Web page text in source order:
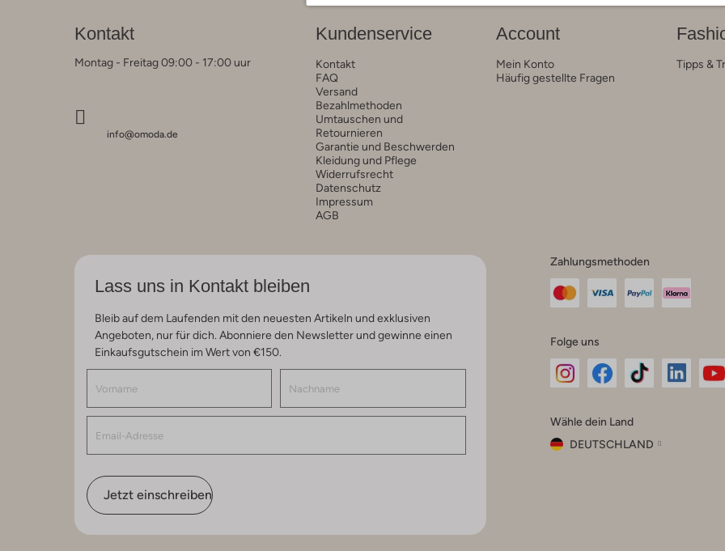
Kontakt
Montag - Freitag 09:00 - 17:00 uur
info@omoda.de
Kundenservice
Kontakt
FAQ
Versand
Bezahlmethoden
Umtauschen und
Retournieren
Garantie und Beschwerden
Kleidung und Pflege
Widerrufsrecht
Datenschutz
Impressum
AGB
Account
Mein Konto
Häufig gestellte Fragen
Tipps &
Lass uns in Kontakt bleiben
Bleib auf dem Laufenden mit den neuesten Artikeln und exklusiven
Angeboten, nur für dich. Abonniere den Newsletter und gewinne einen
Einkaufsgutschein im Wert von €150.
Jetzt einschreiben
Zahlungsmethoden
Folge uns
Instagram
Facebook
TikTok
Wähle dein Land
DEUTSCHLAND